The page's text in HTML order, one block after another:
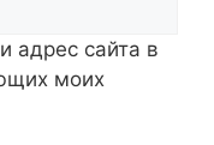
адрес сайта в
моих